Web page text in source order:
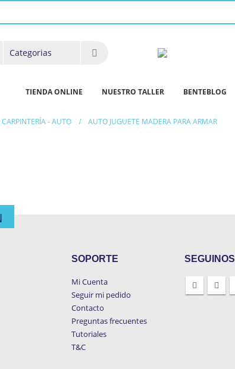
TIENDA ONLINE NUESTRO TALLER BENTEBLOG
CARPINTERÍA - AUTO AUTO JUGUETE MADERA PARA ARMAR
SOPORTE
Mi Cuenta
Seguir mi pedido
Contacto
Preguntas frecuentes
Tutoriales
T&C
SEGUINOS